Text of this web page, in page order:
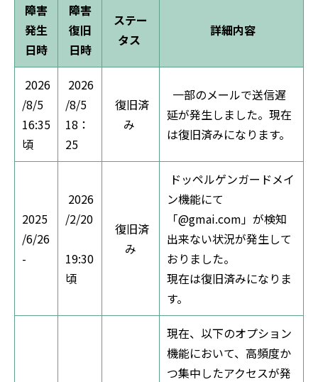
障害
発生
日時
障害
復旧
日時
ステー
タス
詳細内容
2026
/8/5
16:35
頃
2026
/8/5
18：
25
復旧済
み
一部のメールで送信遅
延が発生しました。現在
は復旧済みになります。
2025
/6/26
-
2026
/2/20
19:30
頃
復旧済
み
ドッペルゲンガードメイ
ン機能にて
「@gmai.com」が検知
出来ない状況が発生して
おりました。
現在は復旧済みになりま
す。
現在、以下のオプション
機能において、高頻度か
つ集中したアクセスが発